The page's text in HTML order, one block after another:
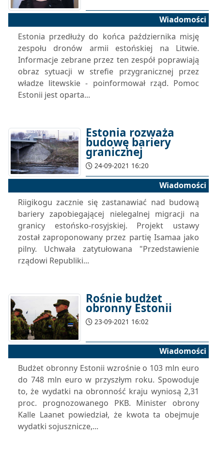
Wiadomości
Estonia przedłuży do końca października misję
zespołu dronów armii estońskiej na Litwie.
Informacje zebrane przez ten zespół poprawiają
obraz sytuacji w strefie przygranicznej przez
władze litewskie - poinformował rząd. Pomoc
Estonii jest oparta...
Estonia rozważa
budowę bariery
granicznej
24-09-2021 16:20
Wiadomości
Riigikogu zacznie się zastanawiać nad budową
bariery zapobiegającej nielegalnej migracji na
granicy estońsko-rosyjskiej. Projekt ustawy
został zaproponowany przez partię Isamaa jako
pilny. Uchwała zatytułowana "Przedstawienie
rządowi Republiki...
Rośnie budżet
obronny Estonii
23-09-2021 16:02
Wiadomości
Budżet obronny Estonii wzrośnie o 103 mln euro
do 748 mln euro w przyszłym roku. Spowoduje
to, że wydatki na obronność kraju wyniosą 2,31
proc. prognozowanego PKB. Minister obrony
Kalle Laanet powiedział, że kwota ta obejmuje
wydatki sojusznicze,...